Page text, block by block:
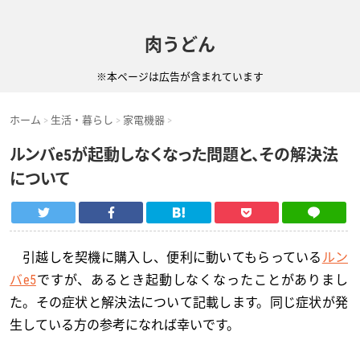
肉うどん
※本ページは広告が含まれています
ホーム 生活・暮らし 家電機器
ルンバe5が起動しなくなった問題と、その解決法
について
引越しを契機に購入し、便利に動いてもらっている ルン
バe5ですが、あるとき起動しなくなったことがありまし
た。その症状と解決法について記載します。同じ症状が発
生している方の参考になれば幸いです。